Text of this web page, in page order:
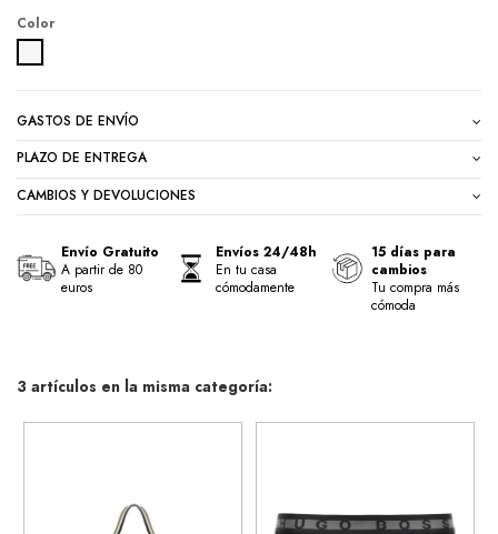
Color
GASTOS DE ENVÍO
PLAZO DE ENTREGA
CAMBIOS Y DEVOLUCIONES
Envío Gratuito
A partir de 80
euros
Envíos 24/48h
En tu casa
cómodamente
15 días para
cambios
Tu compra más
cómoda
3 artículos en la misma categoría: